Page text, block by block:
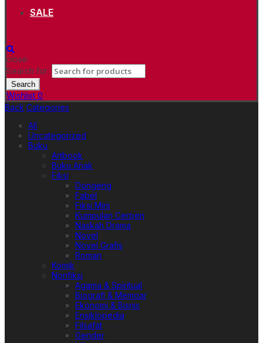
SALE
close
Search for:
Search
Wishlist 0
Back Categories
All
Uncategorized
Buku
Artbook
Buku Anak
Fiksi
Dongeng
Fabel
Fiksi Mini
Kumpulan Cerpen
Naskah Drama
Novel
Novel Grafis
Roman
Komik
Nonfiksi
Agama & Spiritual
Biografi & Memoar
Ekonomi & Bisnis
Ensiklopedia
Filsafat
Gender